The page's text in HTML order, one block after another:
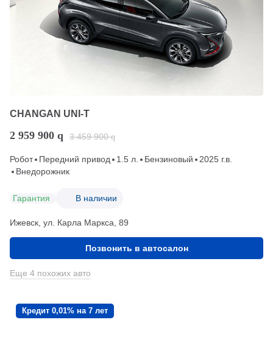
CHANGAN UNI-T
2 959 900 q 3 459 900 q
Робот Передний привод 1.5 л. Бензиновый
2025 г.в.
Внедорожник
Гарантия В наличии
Ижевск, ул. Карла Маркса, 89
Позвонить в автосалон
Еще 4 похожих авто
Кредит 0,01% на 7 лет